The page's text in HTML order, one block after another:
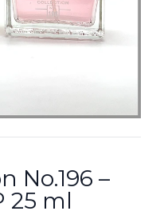
No.196 –
25 ml